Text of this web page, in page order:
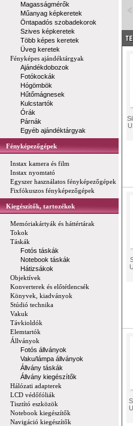
Magasságmérők
Műanyag képkeretek
Öntapadós szobadekorok
Szives képkeretek
Több képes keretek
Üveg keretek
Fényképes ajándéktárgyak
Ajándékdobozok
Fotókockák
Hógömbök
Hűtőmágnesek
Kulcstartók
Órák
Párnák
Egyéb ajándéktárgyak
Fényképezőgépek
Instax kamera és film
Instax nyomtató
Egyszer használatos fényképezőgépek
Fixfókuszos fényképezőgépek
Kiegészítők, tartozékok
Memóriakártyák és háttértárak
Tokok
Táskák
Fotós táskák
Notebook táskák
Hátizsákok
Objektívek
Konverterek és előtétlencsék
Könyvek, kiadványok
Stúdió technika
Vakuk
Távkioldók
Elemtartók
Állványok
Fotós állványok
Vaku/lámpa állványok
Állvány táskák
Állvány kiegészítők
Hálózati adapterek
LCD védőfóliák
Tisztító eszközök
Notebook kiegészítők
Navigáció kiegészítők